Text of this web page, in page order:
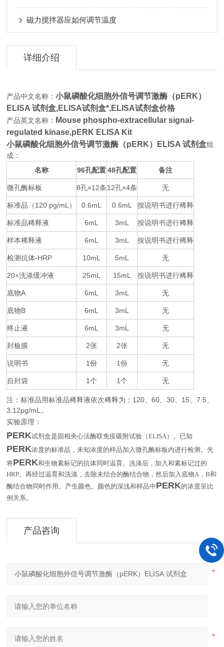
磁力搅拌器应如何调节温度
详细介绍
产品中文名称：小鼠磷酸化细胞外信号调节激酶（pERK）
ELISA 试剂盒,ELISA试剂盒*,ELISA试剂盒价格
产品英文名称： Mouse phospho-extracellular signal-
regulated kinase,pERK ELISA Kit
小鼠磷酸化细胞外信号调节激酶（pERK）ELISA 试剂盒组
成：
名称
96孔配置 48孔配置 备注
微孔酶标板 8孔×12条 12孔×4条 无
标准品（120 pg/mL ） 0.6mL 0.6mL 按说明书进行稀释
标准品稀释液 6mL 3mL 按说明书进行稀释
样本稀释液 6mL 3mL 按说明书进行稀释
检测抗体-HRP 10mL 5mL 无
20×洗涤缓冲液 25mL 15mL 按说明书进行稀释
底物A 6mL 3mL 无
底物B 6mL 3mL 无
终止液 6mL 3mL 无
封板膜 2张 2张 无
说明书 1份 1份 无
自封袋 1个 1个 无
注：标准品用标准品稀释液依次稀释为： 120、60、30、 15、7.5、
3.12pg/mL 。
实验原理：
PERK试剂盒是固相夹心法酶联免疫吸附试验（ELISA）。已知
PERK浓度的标准品，未知浓度的样品加入微孔酶标板内进行检测。先
将PERK和生物素标记的抗体同时温育。洗涤后，加入和素标记过的
HRP。再经过温育和洗涤，去除未结合的酶结合物，然后加入底物A ，B和
酶结合物同时作用。产生颜色。颜色的深浅和样品中PERK的浓度呈比
例关系。
产品咨询